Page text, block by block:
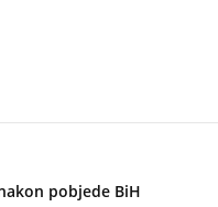
pobjede BiH